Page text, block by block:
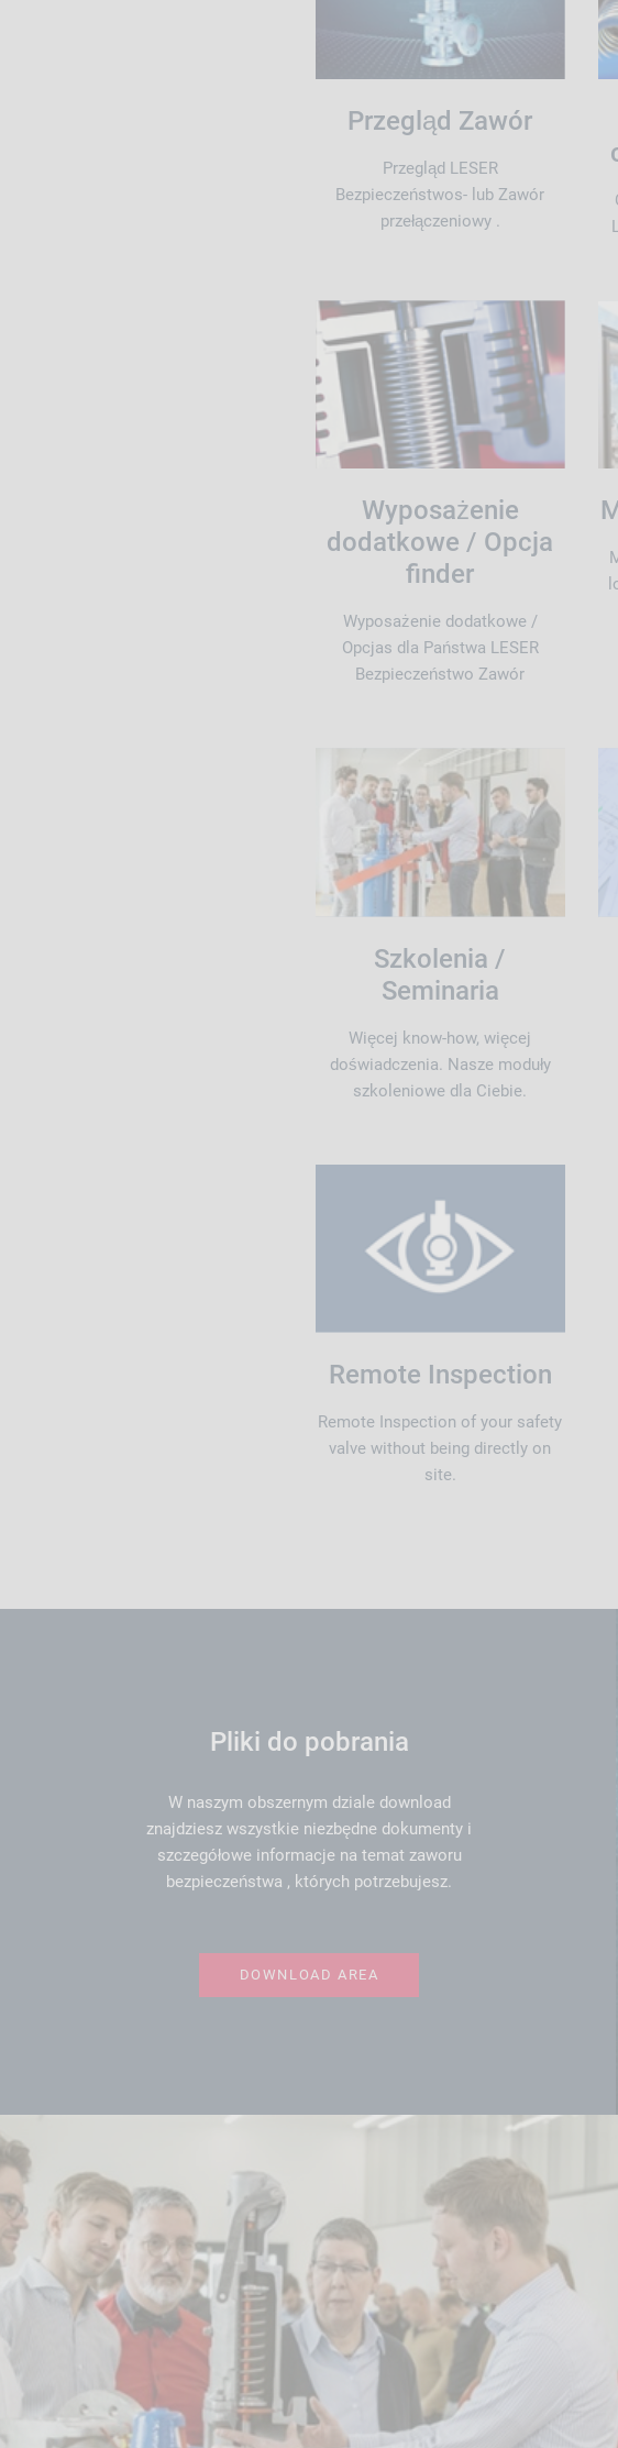
Przegląd Zawór
Przegląd LESER
Bezpieczeństwos- lub Zawór
przełączeniowy .
Wyposażenie
dodatkowe / Opcja
finder
Wyposażenie dodatkowe /
Opcjas dla Państwa LESER
Bezpieczeństwo Zawór
Szkolenia /
Seminaria
Więcej know-how, więcej
doświadczenia. Nasze moduły
szkoleniowe dla Ciebie.
Remote Inspection
Remote Inspection of your safety
valve without being directly on
site.
Pliki do pobrania
W naszym obszernym dziale download
znajdziesz wszystkie niezbędne dokumenty i
szczegółowe informacje na temat zaworu
bezpieczeństwa , których potrzebujesz.
DOWNLOAD AREA